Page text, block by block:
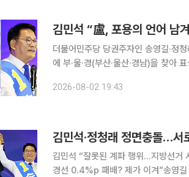
김민석 “盧, 포용의 언어 남
더불어민주당 당권주자인 송영길·정
에 부·울·경(부산·울산·경남)을 찾아
산전시컨벤션센터에서 열린 당대표
2026-08-02 19:43
김민석·정청래 정면충돌…서
김민석 “잘못된 계파 행위…지방선거
경선 0.4%p 패배? 제가 이겨”송영길